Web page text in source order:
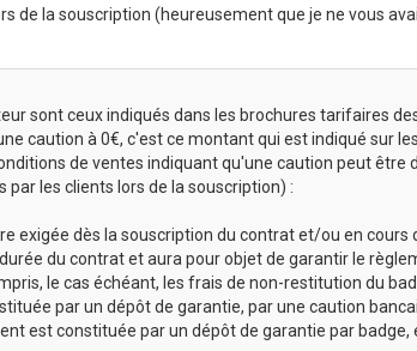
de la souscription (heureusement que je ne vous
sont ceux indiqués dans les brochures tarifaires
caution à 0€, c'est ce montant qui est indiqué sur
de ventes indiquant qu'une caution peut
les clients lors de la souscription) :
exigée dès la souscription du contrat et/ou en cours
du contrat et aura pour objet de garantir le
le cas échéant, les frais de non-restitution du
par un dépôt de garantie, par une caution
est constituée par un dépôt de garantie par